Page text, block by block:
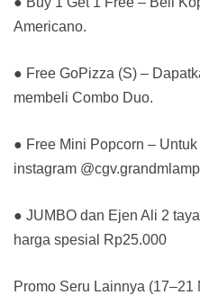
Americano.
● Free GoPizza (S) –
membeli Combo Duo.
● Free Mini Popcorn –
instagram
● JUMBO dan Ejen Ali 2
harga spesial Rp25.000
Promo Seru Lainnya (17–21